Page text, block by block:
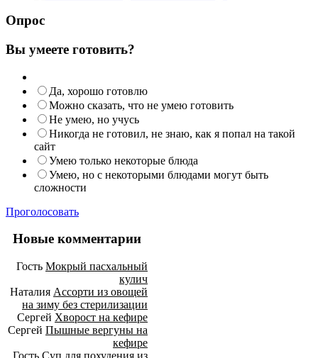
Опрос
Вы умеете готовить?
Да, хорошо готовлю
Можно сказать, что не умею готовить
Не умею, но учусь
Никогда не готовил, не знаю, как я попал на такой
сайт
Умею только некоторые блюда
Умею, но с некоторыми блюдами могут быть
сложности
Проголосовать
Новые комментарии
Гость Мокрый пасхальный
кулич
Наталия Ассорти из овощей
на зиму без стерилизации
Сергей Хворост на кефире
Сергей Пышные вергуны на
кефире